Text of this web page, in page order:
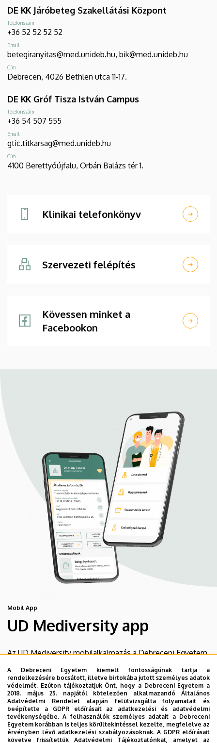
A Debreceni Egyetem kiemelt fontosságúnak tartja a
rendelkezésére bocsátott, illetve birtokába jutott személyes adatok
védelmét. Ezúton tájékoztatjuk Önt, hogy a Debreceni Egyetem a
2018. május 25. napjától kötelezően alkalmazandó Általános
Adatvédelmi Rendelet alapján felülvizsgálta folyamatait és
beépítette a GDPR előírásait az adatkezelési és adatvédelmi
tevékenységébe. A felhasználók személyes adatait a Debreceni
Egyetem korábban is teljes körültekintéssel kezelte, megfelelve az
érvényben lévő adatkezelési szabályozásoknak. A GDPR előírásait
követve frissítettük Adatvédelmi Tájékoztatónkat, amelyet az
DE KK Járóbeteg Szakellátási Központ
Telefonszám
+36 52 52 52 52
Email
betegiranyitas@med.unideb.hu, bik@med.unideb.hu
Cím
Debrecen, 4026 Bethlen utca 11-17.
DE KK Gróf Tisza István Campus
Telefonszám
+36 54 507 555
Email
gtic.titkarsag@med.unideb.hu
Cím
4100 Berettyóújfalu, Orbán Balázs tér 1.
Klinikai telefonkönyv
Szervezeti felépítés
Kövessen minket a
Facebookon
Mobil App
UD Mediversity app
Az UD Mediversity mobilalkalmazás a Debreceni Egyetem
előremutató fejlesztése, melynek célja, hogy a betegek
és a hozzátartozók egyszerűen, gyorsan
eligazodhassanak a Klinikai Központ szolgáltatásai
között, mert az Ön egészsége a mi prioritásunk. A
Debreceni Egyetem egészségügyi ellátáskereső
alkalmazása lehetővé teszi felhasználói számára az
egyetem egészségügyi információihoz való naprakész